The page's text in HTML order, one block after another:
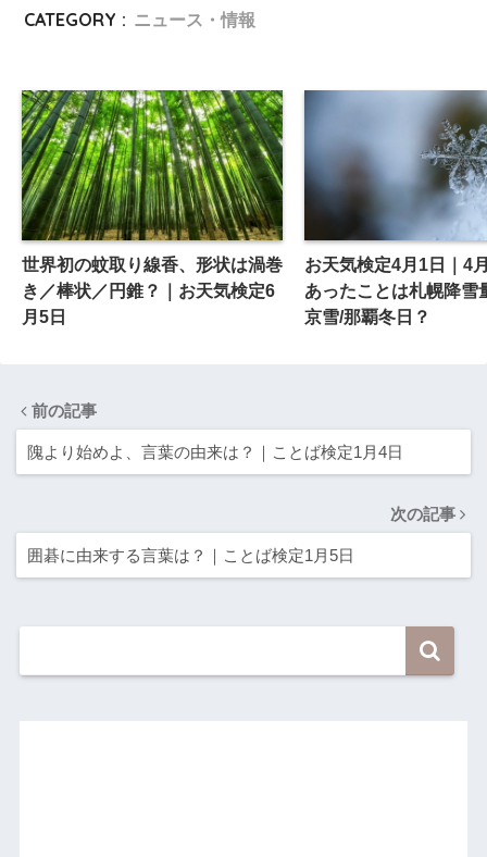
CATEGORY : ニュース・情報
世界初の蚊取り線香、形状は渦巻
き／棒状／円錐？｜お天気検定6
月5日
お天気検定4月1日｜4
あったことは札幌降雪
京雪/那覇冬日？
前の記事
隗より始めよ、言葉の由来は？｜ことば検定1月4日
次の記事
囲碁に由来する言葉は？｜ことば検定1月5日